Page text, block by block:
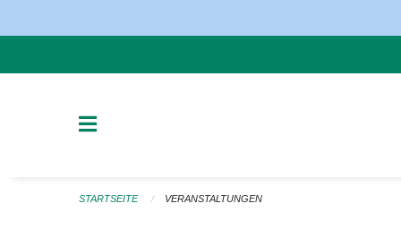
STARTSEITE VERANSTALTUNGEN